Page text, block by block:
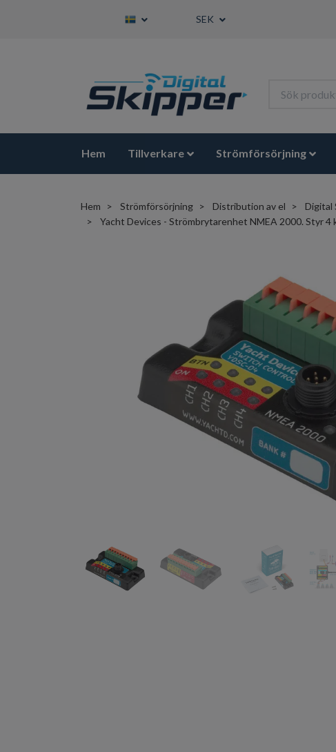
SEK
Hem Tillverkare Strömförsörjning
Hem Strömförsörjning Distribution av el
Digital
Yacht Devices - Strömbrytarenhet NMEA 2000. Styr